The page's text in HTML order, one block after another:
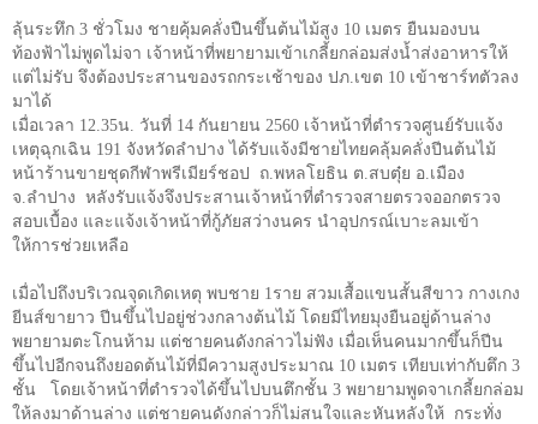
ลุ้นระทึก 3 ชั่วโมง ชายคุ้มคลั่งปืนขึ้นต้นไม้สูง 10 เมตร ยืนมองบน
ท้องฟ้าไม่พูดไม่จา เจ้าหน้าที่พยายามเข้าเกลี้ยกล่อมส่งน้ำส่งอาหารให้
แต่ไม่รับ จึงต้องประสานของรถกระเช้าของ ปภ.เขต 10 เข้าชาร์ทตัวลง
มาได้
เมื่อเวลา 12.35น. วันที่ 14 กันยายน 2560 เจ้าหน้าที่ตำรวจศูนย์รับแจ้ง
เหตุฉุกเฉิน 191 จังหวัดลำปาง ได้รับแจ้งมีชายไทยคลุ้มคลั่งปีนต้นไม้
หน้าร้านขายชุดกีฬาพรีเมียร์ชอป ถ.พหลโยธิน ต.สบตุ๋ย อ.เมือง
จ.ลำปาง หลังรับแจ้งจึงประสานเจ้าหน้าที่ตำรวจสายตรวจออกตรวจ
สอบเบื้อง และแจ้งเจ้าหน้าที่กู้ภัยสว่างนคร นำอุปกรณ์เบาะลมเข้า
ให้การช่วยเหลือ
เมื่อไปถึงบริเวณจุดเกิดเหตุ พบชาย 1 ราย สวมเสื้อแขนสั้นสีขาว กางเกง
ยีนส์ขายาว ปีนขึ้นไปอยู่ช่วงกลางต้นไม้ โดยมีไทยมุงยืนอยู่ด้านล่าง
พยายามตะโกนห้าม แต่ชายคนดังกล่าวไม่ฟัง เมื่อเห็นคนมากขึ้นก็ปีน
ขึ้นไปอีกจนถึงยอดต้นไม้ที่มีความสูงประมาณ 10 เมตร เทียบเท่ากับตึก 3
ชั้น โดยเจ้าหน้าที่ตำรวจได้ขึ้นไปบนตึกชั้น 3 พยายามพูดจาเกลี้ยกล่อม
ให้ลงมาด้านล่าง แต่ชายคนดังกล่าวก็ไม่สนใจและหันหลังให้ กระทั่ง